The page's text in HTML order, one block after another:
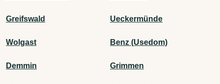
Greifswald Ueckermünde
Wolgast Benz (Usedom)
Demmin Grimmen